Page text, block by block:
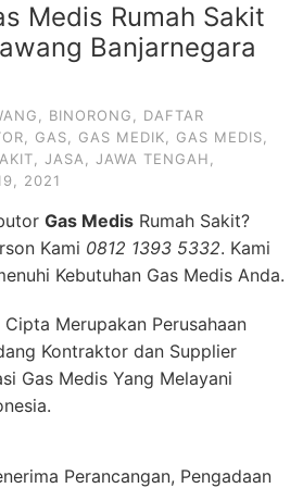
Medis Rumah Sakit
Banjarnegara
BINORONG
DAFTAR
GAS GAS MEDIK GAS MEDIS
JASA JAWA TENGAH
2021
Gas Medis Rumah Sakit?
Kami 0812 1393 5332. Kami
Kebutuhan Gas Medis Anda.
Cipta Merupakan Perusahaan
Kontraktor dan Supplier
Gas Medis Yang Melayani
Perancangan, Pengadaan